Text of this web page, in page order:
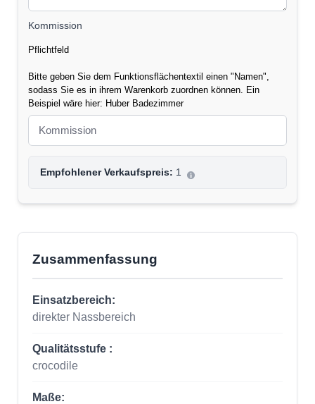
Kommission
Pflichtfeld
Bitte geben Sie dem Funktionsflächentextil einen "Namen",
sodass Sie es in ihrem Warenkorb zuordnen können. Ein
Beispiel wäre hier: Huber Badezimmer
Empfohlener Verkaufspreis: 1
Zusammenfassung
Einsatzbereich:
direkter Nassbereich
Qualitätsstufe :
crocodile
Maße: